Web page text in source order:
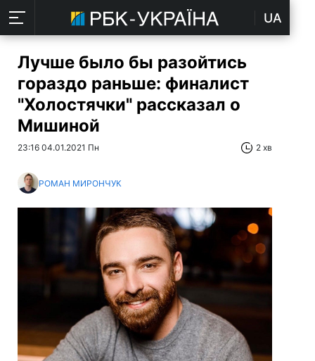
UA
Лучше было бы разойтись
гораздо раньше: финалист
"Холостячки" рассказал о
Мишиной
23:16 04.01.2021 Пн 2 хв
РОМАН МИРОНЧУК